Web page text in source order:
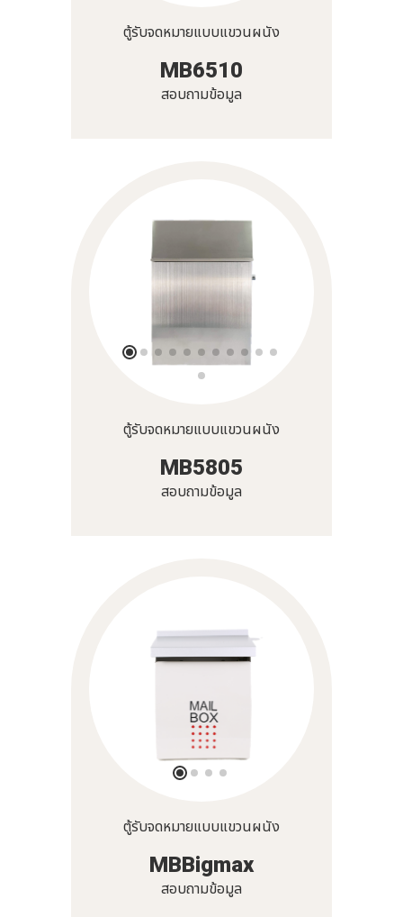
ตู้รับจดหมายแบบแขวนผนัง
MB6510
สอบถามข้อมูล
ตู้รับจดหมายแบบแขวนผนัง
MB5805
สอบถามข้อมูล
ตู้รับจดหมายแบบแขวนผนัง
MBBigmax
สอบถามข้อมูล